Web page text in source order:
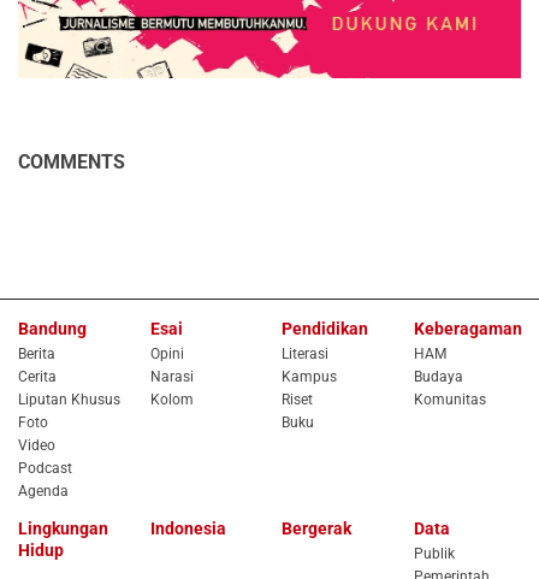
COMMENTS
Bandung
Berita
Cerita
Liputan Khusus
Foto
Video
Podcast
Agenda
Esai
Opini
Narasi
Kolom
Pendidikan
Literasi
Kampus
Riset
Buku
Keberagaman
HAM
Budaya
Komunitas
Lingkungan
Hidup
Indonesia Bergerak Data
Publik